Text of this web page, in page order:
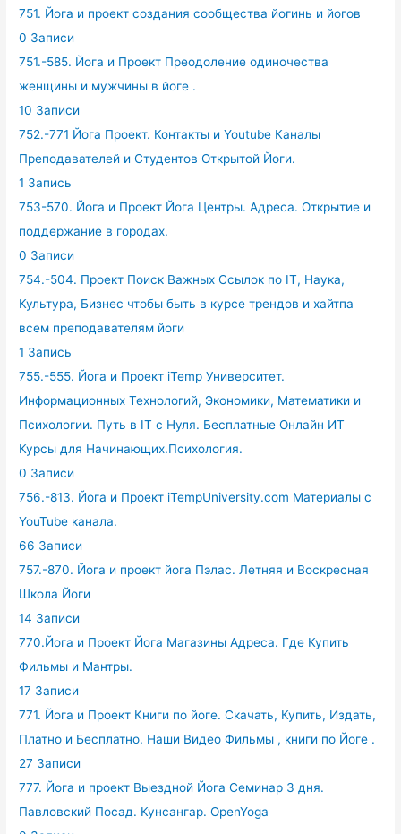
751. Йога и проект создания сообщества йогинь и йогов
0 Записи
751.-585. Йога и Проект Преодоление одиночества
женщины и мужчины в йоге .
10 Записи
752.-771 Йога Проект. Контакты и Youtube Каналы
Преподавателей и Студентов Открытой Йоги.
1 Запись
753-570. Йога и Проект Йога Центры. Адреса. Открытие и
поддержание в городах.
0 Записи
754.-504. Проект Поиск Важных Ссылок по IT, Наука,
Культура, Бизнес чтобы быть в курсе трендов и хайтпа
всем преподавателям йоги
1 Запись
755.-555. Йога и Проект iTemp Университет.
Информационных Технологий, Экономики, Математики и
Психологии. Путь в IT с Нуля. Бесплатные Онлайн ИТ
Курсы для Начинающих.Психология.
0 Записи
756.-813. Йога и Проект iTempUniversity.com Материалы с
YouTube канала.
66 Записи
757.-870. Йога и проект йога Пэлас. Летняя и Воскресная
Школа Йоги
14 Записи
770.Йога и Проект Йога Магазины Адреса. Где Купить
Фильмы и Мантры.
17 Записи
771. Йога и Проект Книги по йоге. Скачать, Купить, Издать,
Платно и Бесплатно. Наши Видео Фильмы , книги по Йоге .
27 Записи
777. Йога и проект Выездной Йога Семинар 3 дня.
Павловский Посад. Кунсангар. OpenYoga